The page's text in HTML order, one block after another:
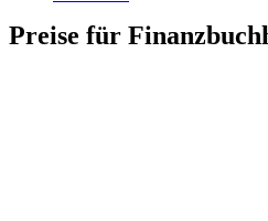
Preise für